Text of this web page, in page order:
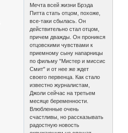
Мечта всей жизни Брэда
Питта стать отцом, похоже,
все-таки сбылась. Он
действительно стал отцом,
причем дважды. Он проникся
отцовскими чувствами к
приемному сыну напарницы
по фильму "Мистер и миссис
Смит" и от нее же ждет
своего первенца. Как стало
известно журналистам,
Джоли сейчас на третьем
месяце беременности.
Влюбленные очень
счастливы, но рассказывать
радостную новость